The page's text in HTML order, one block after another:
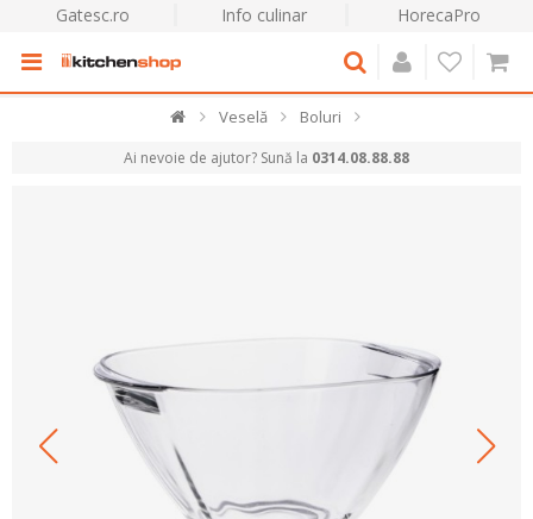
Gatesc.ro Info culinar HorecaPro
Veselă Boluri
Ai nevoie de ajutor? Sună la 0314.08.88.88